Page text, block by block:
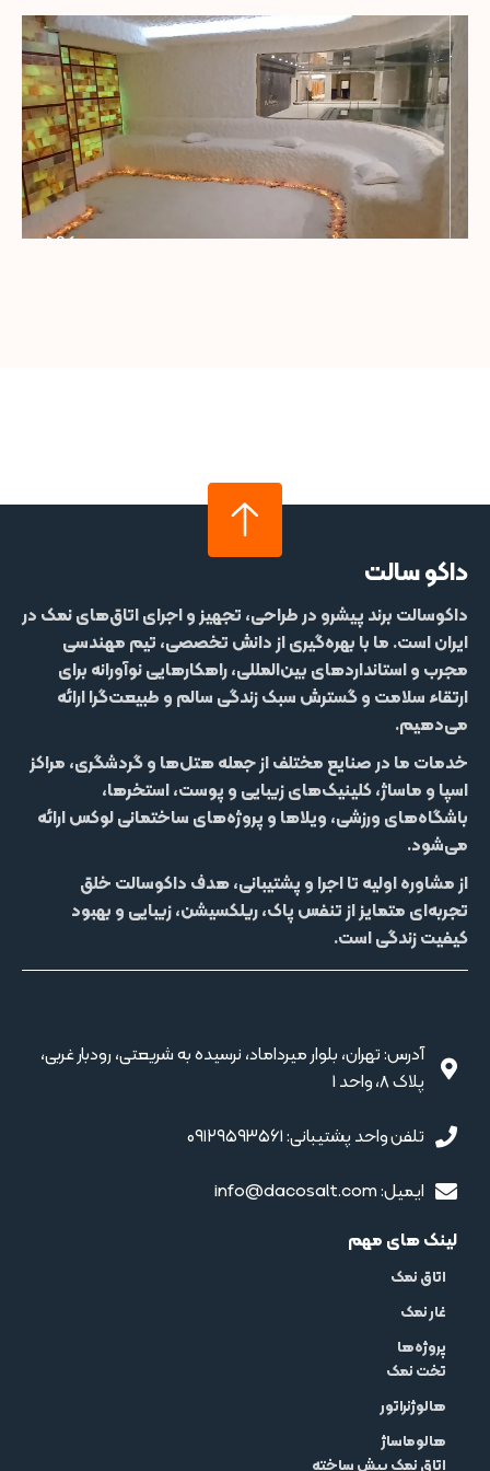
داکو سالت
داکوسالت برند پیشرو در طراحی، تجهیز و اجرای اتاق‌های نمک در
ایران است. ما با بهره‌گیری از دانش تخصصی، تیم مهندسی
مجرب و استانداردهای بین‌المللی، راهکارهایی نوآورانه برای
ارتقاء سلامت و گسترش سبک زندگی سالم و طبیعت‌گرا ارائه
می‌دهیم.
خدمات ما در صنایع مختلف از جملههتل‌‌ها و گردشگری، مراکز
اسپا و ماساژ، کلینیک‌های زیبایی و پوست، استخرها،
باشگاه‌های ورزشی، ویلاها و پروژه‌های ساختمانی لوکسارائه
می‌شود.
از مشاوره اولیه تا اجرا و پشتیبانی، هدف داکوسالت خلق
تجربه‌ای متمایز ازتنفس پاک، ریلکسیشن، زیبایی و بهبود
کیفیت زندگیاست.
آدرس: تهران، بلوار میرداماد، نرسیده به شریعتی، رودبار غربی،
پلاک 8، واحد 1
تلفن واحد پشتیبانی: ۰۹۱۲۹۵۹۳۵۶۱
ایمیل: info@dacosalt.com
لینک های مهم
اتاق نمک
غار نمک
پروژه‌ها
تخت نمک
هالوژنراتور
هالوماساژ
اتاق نمک پیش ساخته